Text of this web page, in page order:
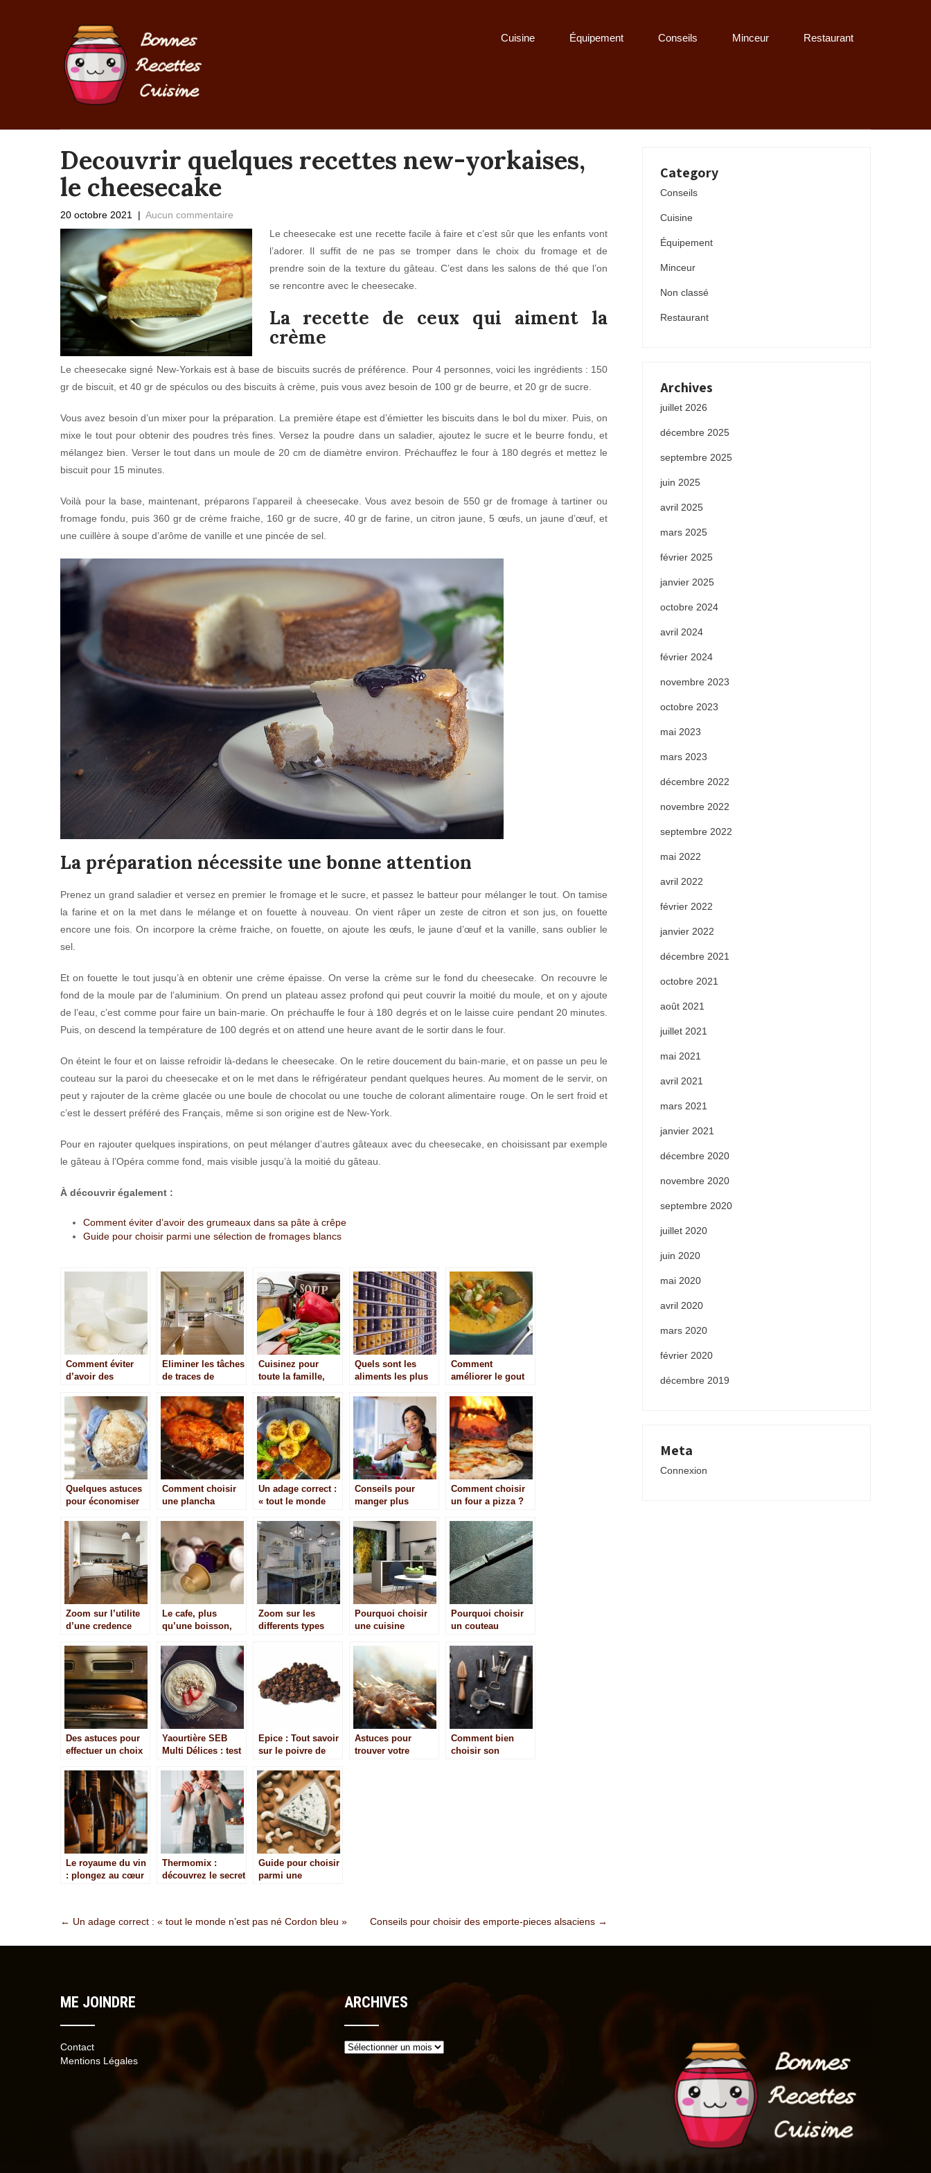
Cuisine Équipement Conseils Minceur Restaurant
Decouvrir quelques recettes new-yorkaises,
le cheesecake
20 octobre 2021 | Aucun commentaire
Le cheesecake est une recette facile à faire et c’est sûr que les enfants vont
l’adorer. Il suffit de ne pas se tromper dans le choix du fromage et de
prendre soin de la texture du gâteau. C’est dans les salons de thé que l’on
se rencontre avec le cheesecake.
La recette de ceux qui aiment la
crème
Le cheesecake signé New-Yorkais est à base de biscuits sucrés de préférence. Pour 4 personnes, voici les ingrédients : 150
gr de biscuit, et 40 gr de spéculos ou des biscuits à crème, puis vous avez besoin de 100 gr de beurre, et 20 gr de sucre.
Vous avez besoin d’un mixer pour la préparation. La première étape est d’émietter les biscuits dans le bol du mixer. Puis, on
mixe le tout pour obtenir des poudres très fines. Versez la poudre dans un saladier, ajoutez le sucre et le beurre fondu, et
mélangez bien. Verser le tout dans un moule de 20 cm de diamètre environ. Préchauffez le four à 180 degrés et mettez le
biscuit pour 15 minutes.
Voilà pour la base, maintenant, préparons l’appareil à cheesecake. Vous avez besoin de 550 gr de fromage à tartiner ou
fromage fondu, puis 360 gr de crème fraiche, 160 gr de sucre, 40 gr de farine, un citron jaune, 5 œufs, un jaune d’œuf, et
une cuillère à soupe d’arôme de vanille et une pincée de sel.
La préparation nécessite une bonne attention
Prenez un grand saladier et versez en premier le fromage et le sucre, et passez le batteur pour mélanger le tout. On tamise
la farine et on la met dans le mélange et on fouette à nouveau. On vient râper un zeste de citron et son jus, on fouette
encore une fois. On incorpore la crème fraiche, on fouette, on ajoute les œufs, le jaune d’œuf et la vanille, sans oublier le
sel.
Et on fouette le tout jusqu’à en obtenir une crème épaisse. On verse la crème sur le fond du cheesecake. On recouvre le
fond de la moule par de l’aluminium. On prend un plateau assez profond qui peut couvrir la moitié du moule, et on y ajoute
de l’eau, c’est comme pour faire un bain-marie. On préchauffe le four à 180 degrés et on le laisse cuire pendant 20 minutes.
Puis, on descend la température de 100 degrés et on attend une heure avant de le sortir dans le four.
On éteint le four et on laisse refroidir là-dedans le cheesecake. On le retire doucement du bain-marie, et on passe un peu le
couteau sur la paroi du cheesecake et on le met dans le réfrigérateur pendant quelques heures. Au moment de le servir, on
peut y rajouter de la crème glacée ou une boule de chocolat ou une touche de colorant alimentaire rouge. On le sert froid et
c’est le dessert préféré des Français, même si son origine est de New-York.
Pour en rajouter quelques inspirations, on peut mélanger d’autres gâteaux avec du cheesecake, en choisissant par exemple
le gâteau à l’Opéra comme fond, mais visible jusqu’à la moitié du gâteau.
À découvrir également :
Comment éviter d’avoir des grumeaux dans sa pâte à crêpe
Guide pour choisir parmi une sélection de fromages blancs
Comment éviter
d’avoir des
pâte à crêpe
Eliminer les tâches
de traces de
cuisine
Cuisinez pour
toute la famille,
économique
Quels sont les
aliments les plus
?
Comment
améliorer le gout
Quelques astuces
pour économiser
en voyage
Comment choisir
une plancha
Un adage correct :
« tout le monde
Cordon bleu »
Conseils pour
manger plus
Comment choisir
un four a pizza ?
Zoom sur l’utilite
d’une credence
Le cafe, plus
qu’une boisson,
recettes en cuisine
Zoom sur les
differents types
Pourquoi choisir
une cuisine
Pourquoi choisir
un couteau
Des astuces pour
effectuer un choix
pizza
Yaourtière SEB
Multi Délices : test
Epice : Tout savoir
sur le poivre de
Astuces pour
trouver votre
Comment bien
choisir son
Le royaume du vin
: plongez au cœur
Thermomix :
découvrez le secret
Guide pour choisir
parmi une
Post
← Un adage correct : « tout le monde n’est pas né Cordon bleu » Conseils pour choisir des emporte-pieces alsaciens →
Category
Conseils
Cuisine
Équipement
Minceur
Non classé
Restaurant
Archives
juillet 2026
décembre 2025
septembre 2025
juin 2025
avril 2025
mars 2025
février 2025
janvier 2025
octobre 2024
avril 2024
février 2024
novembre 2023
octobre 2023
mai 2023
mars 2023
décembre 2022
novembre 2022
septembre 2022
mai 2022
avril 2022
février 2022
janvier 2022
décembre 2021
octobre 2021
août 2021
juillet 2021
mai 2021
avril 2021
mars 2021
janvier 2021
décembre 2020
novembre 2020
septembre 2020
juillet 2020
juin 2020
mai 2020
avril 2020
mars 2020
février 2020
décembre 2019
Meta
Connexion
ME JOINDRE
Contact
Mentions Légales
ARCHIVES
Archives